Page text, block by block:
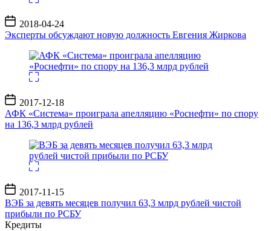
Дата
записи
2018-04-24
Эксперты обсуждают новую должность Евгения Жиркова
Дата
записи
2017-12-18
АФК «Система» проиграла апелляцию «Роснефти» по спору
на 136,3 млрд рублей
Дата
записи
2017-11-15
ВЭБ за девять месяцев получил 63,3 млрд рублей чистой
прибыли по РСБУ
Кредиты